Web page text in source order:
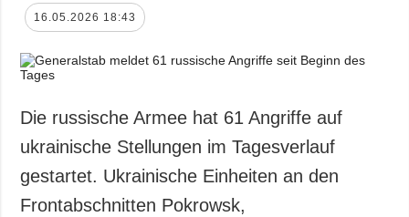
16.05.2026 18:43
Die russische Armee hat 61 Angriffe auf
ukrainische Stellungen im Tagesverlauf
gestartet. Ukrainische Einheiten an den
Frontabschnitten Pokrowsk,